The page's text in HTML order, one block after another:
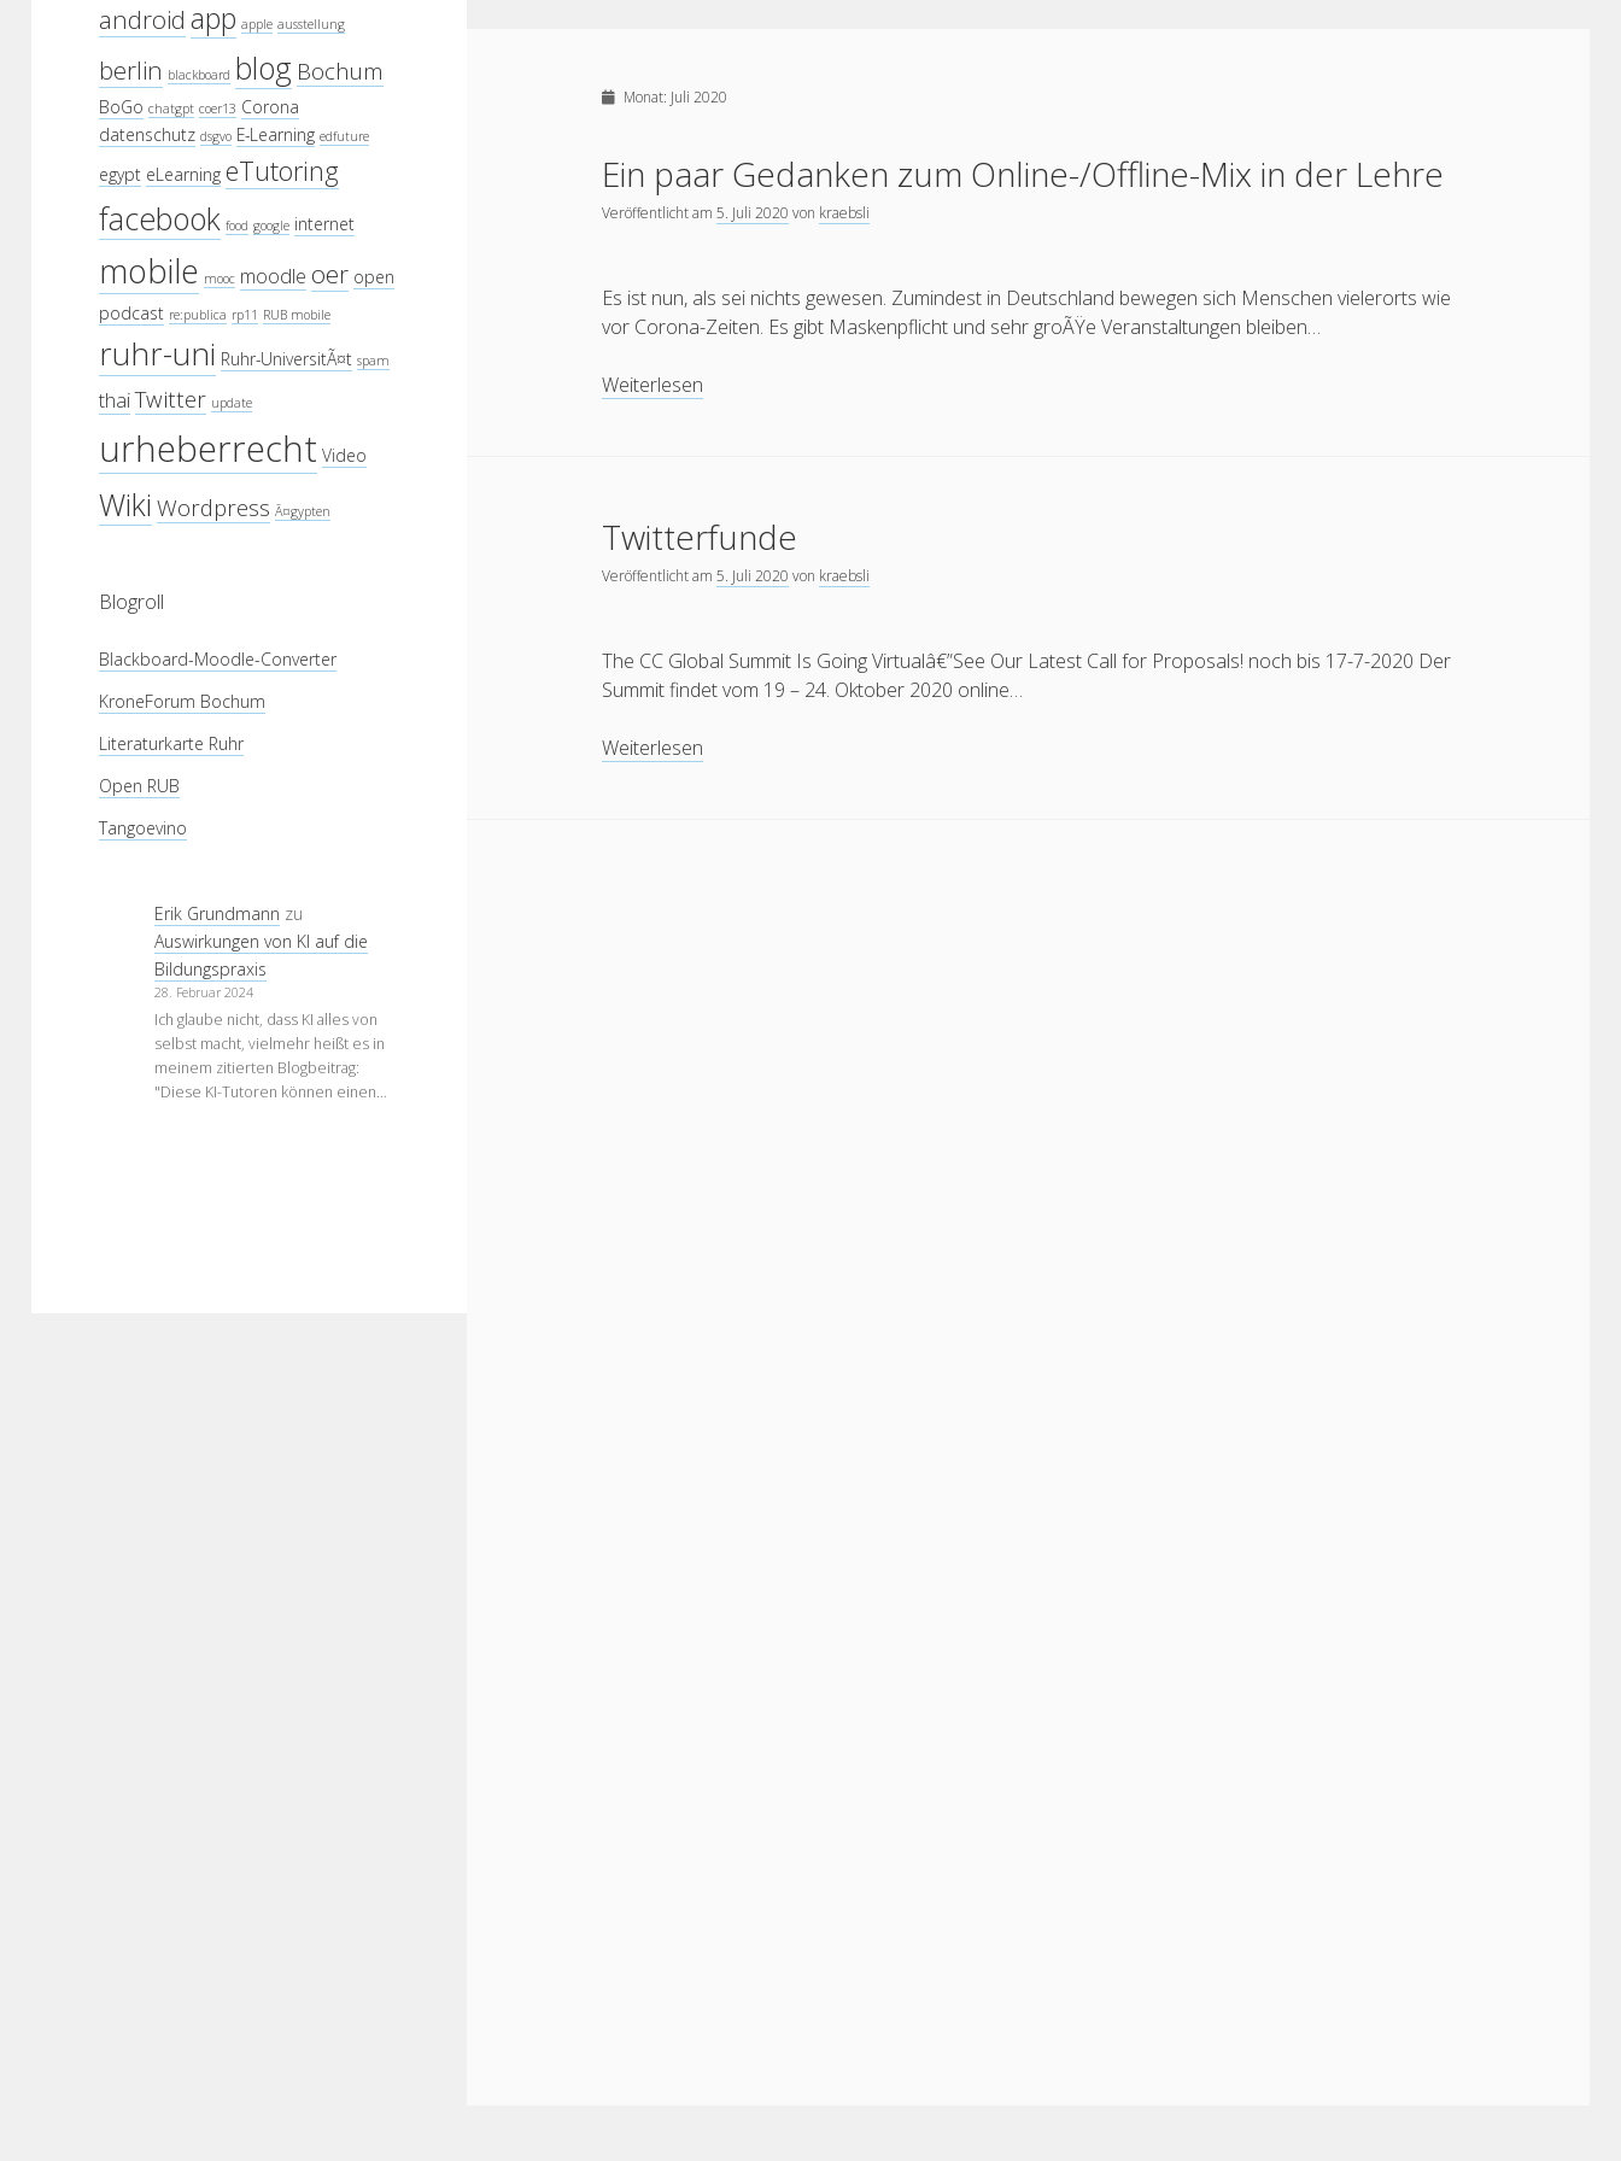
android app apple ausstellung
berlin blackboard blog Bochum
BoGo chatgpt coer13 Corona
datenschutz dsgvo E-Learning edfuture
egypt eLearning eTutoring
facebook food google internet
mobile mooc moodle oer open
podcast re:publica rp11 RUB mobile
ruhr-uni Ruhr-UniversitÃ¤t spam
thaiTwitter update
urheberrecht Video
Wiki Wordpress Ã¤gypten
Blogroll
Blackboard-Moodle-Converter
KroneForum Bochum
Literaturkarte Ruhr
Open RUB
Tangoevino
Erik Grundmann zu
Auswirkungen von KI auf die
Bildungspraxis
28. Februar 2024
Ich glaube nicht, dass KI alles von
selbst macht, vielmehr heißt es in
meinem zitierten Blogbeitrag:
"Diese KI-Tutoren können einen…
Monat: Juli 2020
Ein paar Gedanken zum Online-/Offline-Mix in der Lehre
Veröffentlicht am5. Juli 2020 von kraebsli
Es ist nun, als sei nichts gewesen. Zumindest in Deutschland bewegen sich Menschen vielerorts wie
vor Corona-Zeiten. Es gibt Maskenpflicht und sehr groÃŸe Veranstaltungen bleiben…
Weiterlesen
Mix
in
der
Twitterfunde
Veröffentlicht am5. Juli 2020 von kraebsli
The CC Global Summit Is Going Virtualâ€”See Our Latest Call for Proposals! noch bis 17-7-2020 Der
Summit findet vom 19 – 24. Oktober 2020 online…
Weiterlesen